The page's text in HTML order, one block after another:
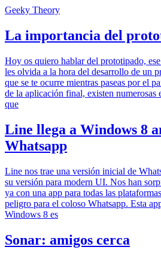
Geeky Theory
La importancia del
Hoy os quiero hablar del prototipado,
les olvida a la hora del desarrollo de un
que se te ocurre mientras paseas por el
de la aplicación final, existen numerosas
que
Line llega a Windows 8
Whatsapp
Line nos trae una versión inicial de
su versión para modern UI. Nos han
ya con una app para todas las
peligro para el coloso Whatsapp. Esta
Windows 8 es
Sonar: amigos cerca